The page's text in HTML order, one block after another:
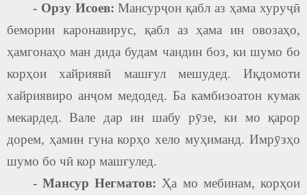
- Орзу Исоев: Мансурҷон қабл аз ҳама хуруҷӣ
бемории каронавирус, қабл аз ҳама ин овозаҳо,
ҳамгонаҳо ман дида будам чандин боз, ки шумо бо
корҳои хайриявӣ машғул мешудед. Иқдомоти
хайриявиро анҷом медодед. Ба камбизоатон кумак
мекардед. Вале дар ин шабу рӯзе, ки мо қарор
дорем, ҳамин гуна корҳо хело муҳиманд. Имрӯзҳо
шумо бо чӣ кор машғулед.
- Мансур Негматов: Ҳа мо мебинам, корҳои